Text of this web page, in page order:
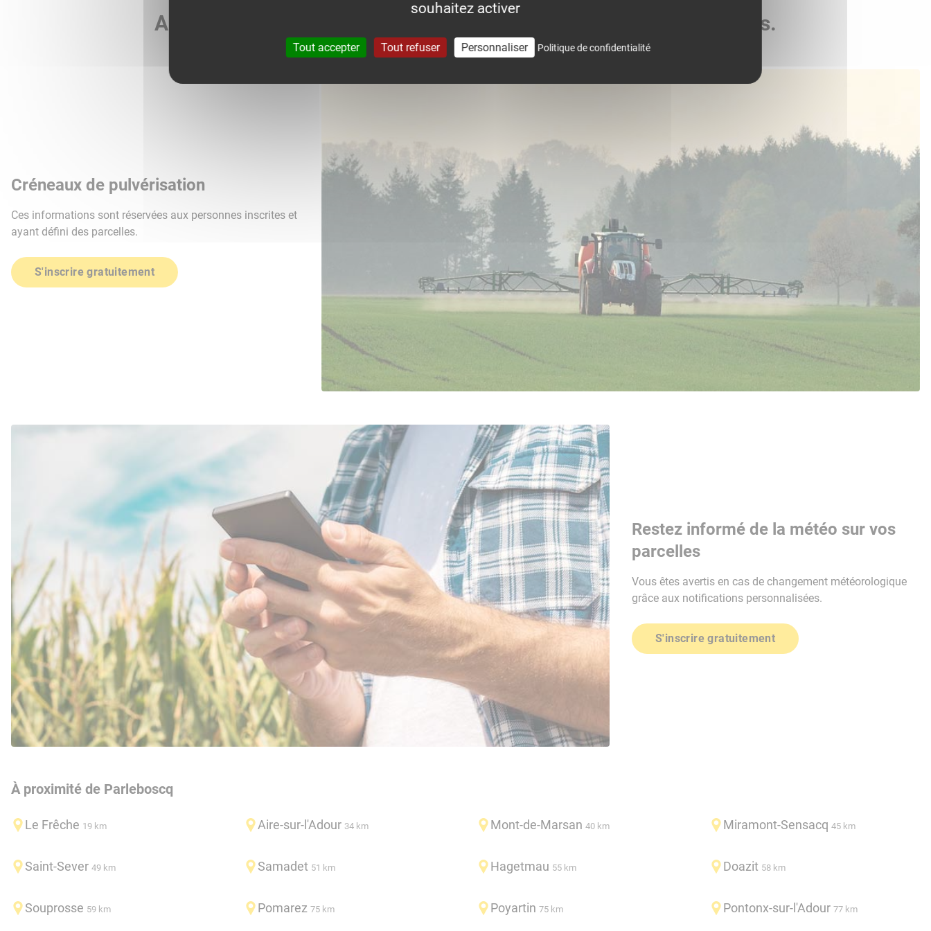
Agri météo vous accompagne dans le suivi météo de vos parcelles.
Créneaux de pulvérisation
Ces informations sont réservées aux personnes inscrites et
ayant défini des parcelles.
S'inscrire gratuitement
Restez informé de la météo sur vos
parcelles
Vous êtes avertis en cas de changement météorologique
grâce aux notifications personnalisées.
S'inscrire gratuitement
À proximité de Parleboscq
Le Frêche 19 km Aire-sur-l'Adour 34 km Mont-de-Marsan 40 km Miramont-Sensacq 45 km
Saint-Sever 49 km Samadet 51 km Hagetmau 55 km Doazit 58 km
Souprosse 59 km Pomarez 75 km Poyartin 75 km Pontonx-sur-l'Adour 77 km
souhaitez activer
Tout accepter Tout refuser Personnaliser Politique de confidentialité